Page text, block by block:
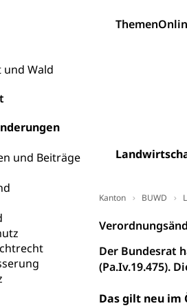
Themen
Wald
und Beiträge
Kanton BUWD
Der Bundesrat
(Pa.Iv.19.475).
Das gilt neu im
sichere
Trinkwasser
Prävention